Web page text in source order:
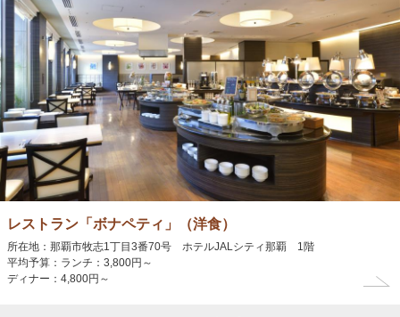
レストラン「ボナペティ」（洋食）
所在地：那覇市牧志1丁目3番70号 ホテルJALシティ那覇 1階
平均予算：ランチ：3,800円～
ディナー：4,800円～